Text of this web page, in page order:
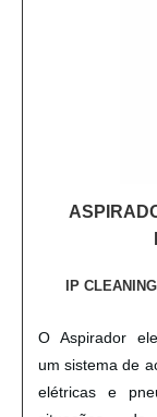
IP
O Aspirador
um sistema de
elétricas e